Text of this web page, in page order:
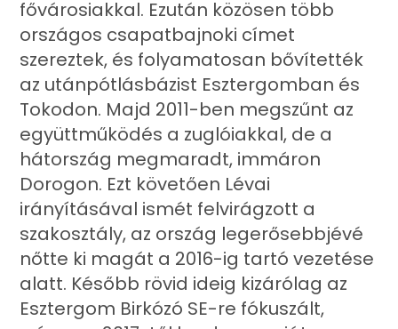
fővárosiakkal. Ezután közösen több
országos csapatbajnoki címet
szereztek, és folyamatosan bővítették
az utánpótlásbázist Esztergomban és
Tokodon. Majd 2011-ben megszűnt az
együttműködés a zuglóiakkal, de a
hátország megmaradt, immáron
Dorogon. Ezt követően Lévai
irányításával ismét felvirágzott a
szakosztály, az ország legerősebbjévé
nőtte ki magát a 2016-ig tartó vezetése
alatt. Később rövid ideig kizárólag az
Esztergom Birkózó SE-re fókuszált,